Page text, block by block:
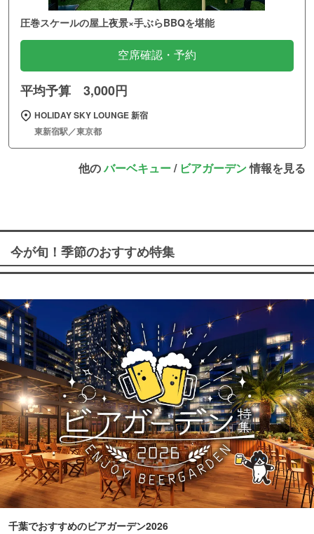
圧巻スケールの屋上夜景×手ぶらBBQを堪能
空席確認・予約
平均予算 3,000円
HOLIDAY SKY LOUNGE 新宿
東新宿駅／東京都
他のバーベキュー/ ビアガーデン情報を見る
今が旬！季節のおすすめ特集
千葉でおすすめのビアガーデン2026